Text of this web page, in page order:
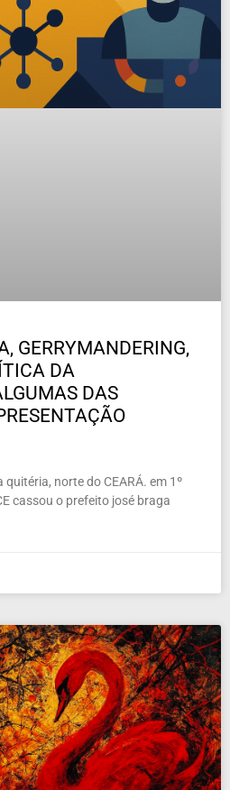
GERRYMANDERING,
DA
DAS
norte do CEARÁ. em 1º
cassou o prefeito josé braga